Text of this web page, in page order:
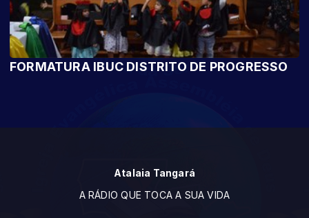
FORMATURA IBUC DISTRITO DE PROGRESSO
Atalaia Tangará
A RÁDIO QUE TOCA A SUA VIDA